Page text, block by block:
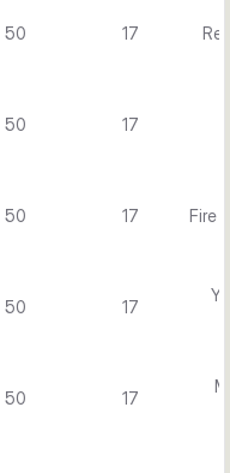
50 17
50 17
50 17 Fire
50 17
50 17